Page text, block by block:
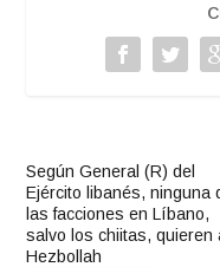
Según General (R) del
Ejército libanés, ninguna
las facciones en Líbano,
salvo los chiitas, quieren
Hezbollah